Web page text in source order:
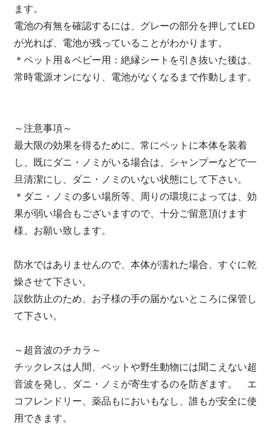
ます。
電池の有無を確認するには、グレーの部分を押してLED
が光れば、電池が残っていることがわかります。
＊ペット用＆ベビー用：絶縁シートを引き抜いた後は、
常時電源オンになり、電池がなくなるまで作動します。
～注意事項～
最大限の効果を得るために、常にペットに本体を装着
し、既にダニ・ノミがいる場合は、シャンプーなどで一
旦清潔にし、ダニ・ノミのいない状態にして下さい。
＊ダニ・ノミの多い場所等、周りの環境によっては、効
果が弱い場合もございますので、十分ご留意頂けます
様、お願い致します。
防水ではありませんので、本体が濡れた場合、すぐに乾
燥させて下さい。
誤飲防止のため、お子様の手の届かないところに保管し
て下さい。
～超音波のチカラ～
チックレスは人間、ペットや野生動物には聞こえない超
音波を発し、ダニ・ノミが寄生するのを防ぎます。 エ
コフレンドリー、薬品もにおいもなし、誰もが安全に使
用できます。